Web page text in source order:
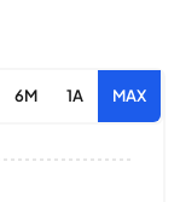
6M 1A MAX